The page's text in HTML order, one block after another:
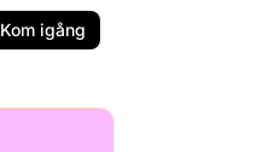
Kom igång